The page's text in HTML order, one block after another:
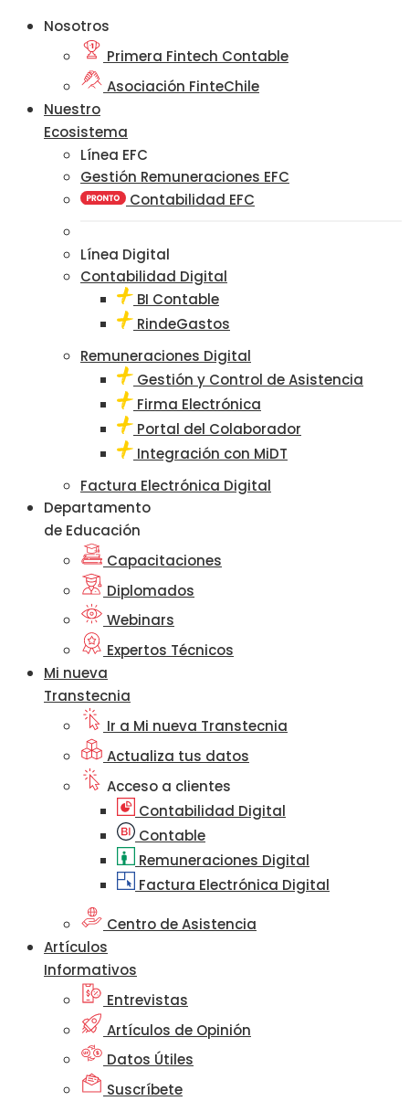
Nosotros
Primera Fintech Contable
Asociación FinteChile
Nuestro
Ecosistema
Línea EFC
Gestión Remuneraciones EFC
Contabilidad EFC
Línea Digital
Contabilidad Digital
BI Contable
RindeGastos
Remuneraciones Digital
Gestión y Control de Asistencia
Firma Electrónica
Portal del Colaborador
Integración con MiDT
Factura Electrónica Digital
Departamento
de Educación
Capacitaciones
Diplomados
Webinars
Expertos Técnicos
Mi nueva
Transtecnia
Ir a Mi nueva Transtecnia
Actualiza tus datos
Acceso a clientes
Contabilidad Digital
Contable
Remuneraciones Digital
Factura Electrónica Digital
Centro de Asistencia
Artículos
Informativos
Entrevistas
Artículos de Opinión
Datos Útiles
Suscríbete